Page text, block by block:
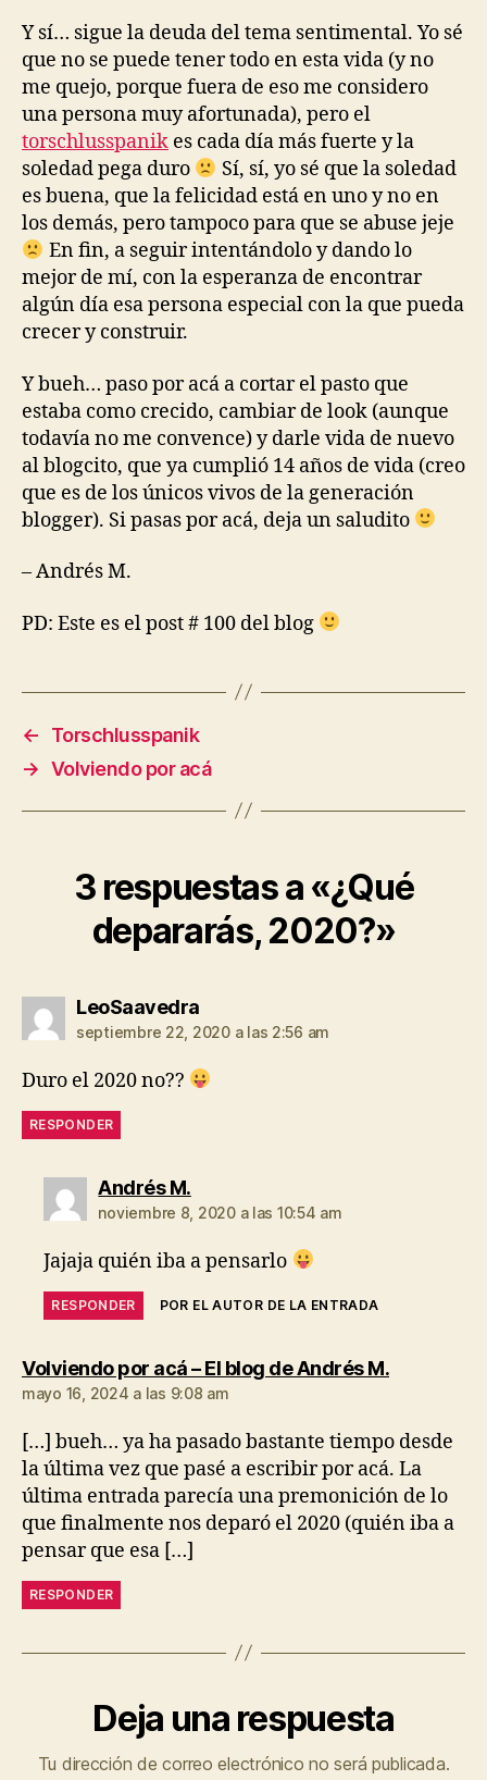
Y sí… sigue la deuda del tema sentimental. Yo sé
que no se puede tener todo en esta vida (y no
me quejo, porque fuera de eso me considero
una persona muy afortunada), pero el
torschlusspanik es cada día más fuerte y la
soledad pega duro
Sí, sí, yo sé que la soledad
es buena, que la felicidad está en uno y no en
los demás, pero tampoco para que se abuse jeje
En fin, a seguir intentándolo y dando lo
mejor de mí, con la esperanza de encontrar
algún día esa persona especial con la que pueda
crecer y construir.
Y bueh… paso por acá a cortar el pasto que
estaba como crecido, cambiar de look (aunque
todavía no me convence) y darle vida de nuevo
al blogcito, que ya cumplió 14 años de vida (creo
que es de los únicos vivos de la generación
blogger). Si pasas por acá, deja un saludito
– Andrés M.
PD: Este es el post # 100 del blog
←
Torschlusspanik
→ Volviendo por acá
3 respuestas a «¿Qué
depararás, 2020?»
LeoSaavedradice:
septiembre 22, 2020 a las 2:56 am
Duro el 2020 no??
RESPONDER
Andrés M.dice:
noviembre 8, 2020 a las 10:54 am
Jajaja quién iba a pensarlo
RESPONDER POR EL AUTOR DE LA ENTRADA
Volviendo por acá – El blog de Andrés M.dice:
mayo 16, 2024 a las 9:08 am
[…] bueh… ya ha pasado bastante tiempo desde
la última vez que pasé a escribir por acá. La
última entrada parecía una premonición de lo
que finalmente nos deparó el 2020 (quién iba a
pensar que esa […]
RESPONDER
Deja una respuesta
Tu dirección de correo electrónico no será publicada.